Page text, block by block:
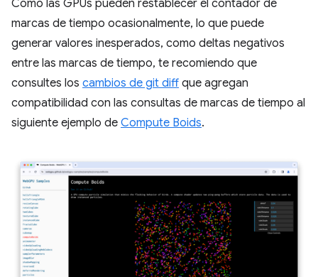
Como las GPUs pueden restablecer el contador de
marcas de tiempo ocasionalmente, lo que puede
generar valores inesperados, como deltas negativos
entre las marcas de tiempo, te recomiendo que
consultes los cambios de git diff que agregan
compatibilidad con las consultas de marcas de tiempo al
siguiente ejemplo de Compute Boids.